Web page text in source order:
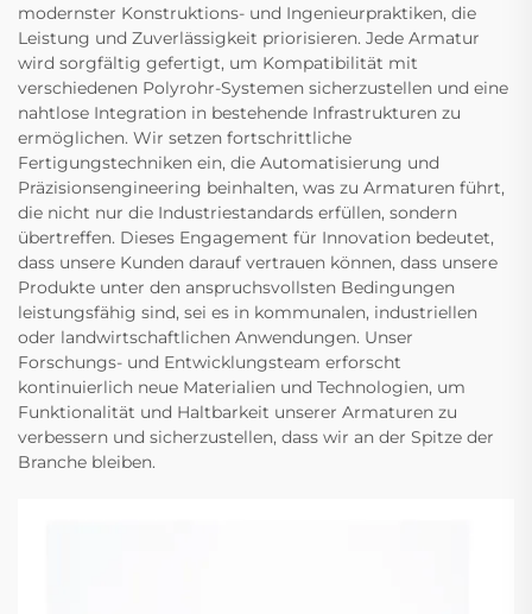
modernster Konstruktions- und Ingenieurpraktiken, die
Leistung und Zuverlässigkeit priorisieren. Jede Armatur
wird sorgfältig gefertigt, um Kompatibilität mit
verschiedenen Polyrohr-Systemen sicherzustellen und eine
nahtlose Integration in bestehende Infrastrukturen zu
ermöglichen. Wir setzen fortschrittliche
Fertigungstechniken ein, die Automatisierung und
Präzisionsengineering beinhalten, was zu Armaturen führt,
die nicht nur die Industriestandards erfüllen, sondern
übertreffen. Dieses Engagement für Innovation bedeutet,
dass unsere Kunden darauf vertrauen können, dass unsere
Produkte unter den anspruchsvollsten Bedingungen
leistungsfähig sind, sei es in kommunalen, industriellen
oder landwirtschaftlichen Anwendungen. Unser
Forschungs- und Entwicklungsteam erforscht
kontinuierlich neue Materialien und Technologien, um
Funktionalität und Haltbarkeit unserer Armaturen zu
verbessern und sicherzustellen, dass wir an der Spitze der
Branche bleiben.